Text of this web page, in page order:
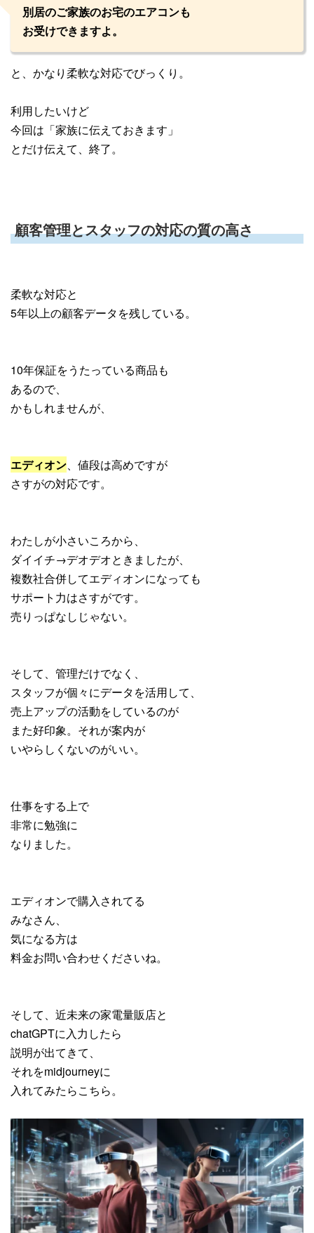
別居のご家族のお宅のエアコンも
お受けできますよ。
と、かなり柔軟な対応でびっくり。
利用したいけど
今回は「家族に伝えておきます」
とだけ伝えて、終了。
顧客管理とスタッフの対応の質の高さ
柔軟な対応と
5年以上の顧客データを残している。
10年保証をうたっている商品も
あるので、
かもしれませんが、
エディオン 、値段は高めですが
さすがの対応です。
わたしが小さいころから、
ダイイチ→デオデオときましたが、
複数社合併してエディオンになっても
サポート力はさすがです。
売りっぱなしじゃない。
そして、管理だけでなく、
スタッフが個々にデータを活用して、
売上アップの活動をしているのが
また好印象。それが案内が
いやらしくないのがいい。
仕事をする上で
非常に勉強に
なりました。
エディオンで購入されてる
みなさん、
気になる方は
料金お問い合わせくださいね。
そして、近未来の家電量販店と
chatGPTに入力したら
説明が出てきて、
それをmidjourneyに
入れてみたらこちら。